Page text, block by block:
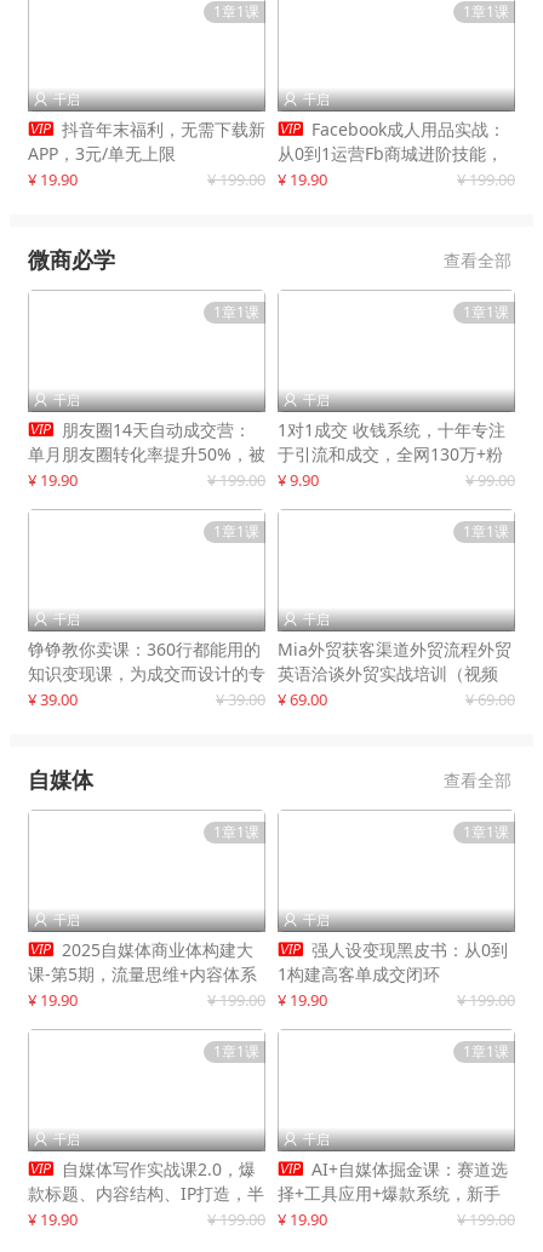
1章1课
 千启
 抖音年末福利，无需下载新
APP，3元/单无上限
¥ 19.90 ¥ 199.00
1章1课
 千启
 Facebook成人用品实战：
从0到1运营Fb商城进阶技能，
快速提升订单转化与店铺收益
¥ 19.90 ¥ 199.00
微商必学 查看全部
1章1课
 千启
 朋友圈14天自动成交营：
单月朋友圈转化率提升50%，被
动收入超3万元
¥ 19.90 ¥ 199.00
1章1课
 千启
1对1成交 收钱系统，十年专注
于引流和成交，全网130万+粉
丝
¥ 9.90 ¥ 99.00
1章1课
 千启
铮铮教你卖课：360行都能用的
知识变现课，为成交而设计的专
属课程
¥ 39.00 ¥ 39.00
1章1课
 千启
Mia外贸获客渠道外贸流程外贸
英语洽谈外贸实战培训（视频
课）价值399元
¥ 69.00 ¥ 69.00
自媒体 查看全部
1章1课
 千启
 2025自媒体商业体构建大
课-第5期，流量思维+内容体系
+变现闭环，打造个人可持续生
¥ 19.90 ¥ 199.00
1章1课
 千启
 强人设变现黑皮书：从0到
1构建高客单成交闭环
¥ 19.90 ¥ 199.00
1章1课
 千启
 自媒体写作实战课2.0，爆
款标题、内容结构、IP打造，半
年复制30万粉月入10万+
¥ 19.90 ¥ 199.00
1章1课
 千启
 AI+自媒体掘金课：赛道选
择+工具应用+爆款系统，新手
快速起步，副业月入8000+
¥ 19.90 ¥ 199.00